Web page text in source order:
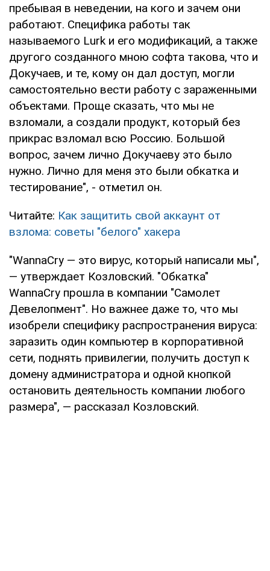
пребывая в неведении, на кого и зачем они
работают. Специфика работы так
называемого Lurk и его модификаций, а также
другого созданного мною софта такова, что и
Докучаев, и те, кому он дал доступ, могли
самостоятельно вести работу с зараженными
объектами. Проще сказать, что мы не
взломали, а создали продукт, который без
прикрас взломал всю Россию. Большой
вопрос, зачем лично Докучаеву это было
нужно. Лично для меня это были обкатка и
тестирование", - отметил он.
Читайте: Как защитить свой аккаунт от
взлома: советы "белого" хакера
"WannaCry — это вирус, который написали мы",
— утверждает Козловский. "Обкатка"
WannaCry прошла в компании "Самолет
Девелопмент". Но важнее даже то, что мы
изобрели специфику распространения вируса:
заразить один компьютер в корпоративной
сети, поднять привилегии, получить доступ к
домену администратора и одной кнопкой
остановить деятельность компании любого
размера", — рассказал Козловский.